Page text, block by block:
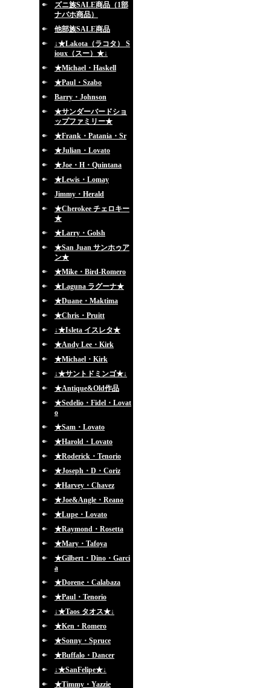
ズニ族SALE商品（1部
ナバホ商品）
他部族SALE商品
↓★Lakota（ラコタ） S
ioux（スー）★↓
★Michael・Haskell
★Paul・Szabo
Barry・Johnson
★サンダーバードショ
ップファミリー★
★Frank・Patania・Sr
★Julian・Lovato
★Joe・H・Quintana
★Lewis・Lomay
Jimmy・Herald
★Cherokee チェロキー
★
★Larry・Golsh
★San Juan サンホゥア
ン★
★Mike・Bird-Romero
★Laguna ラグーナ★
★Duane・Maktima
★Chris・Pruitt
↓★Isleta イスレタ★
★Andy Lee・Kirk
★Michael・Kirk
↓★サントドミンゴ★↓
★Antique&Old作品
★Sedelio・Fidel・Lovat
o
★Sam・Lovato
★Harold・Lovato
★Roderick・Tenorio
★Joseph・D・Coriz
★Harvey・Chavez
★Joe&Angle・Reano
★Lupe・Lovato
★Raymond・Rosetta
★Mary・Tafoya
★Gilbert・Dino・Garci
a
★Dorene・Calabaza
★Paul・Tenorio
↓★Taos タオス★↓
★Ken・Romero
★Sonny・Spruce
★Buffalo・Dancer
↓★SanFelipe★↓
★Timmy・Yazzie